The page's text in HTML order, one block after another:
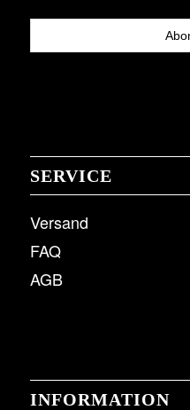
SERVICE
Versand
FAQ
AGB
INFORMATION